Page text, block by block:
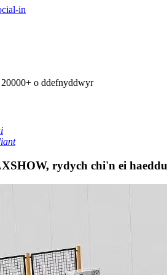
in
o ddefnyddwyr
rydych chi'n ei